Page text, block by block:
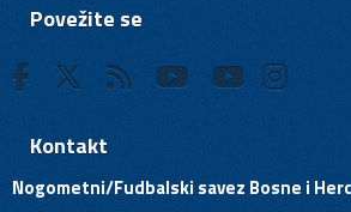
Povežite se
Kontakt
Nogometni/Fudbalski savez Bosne i